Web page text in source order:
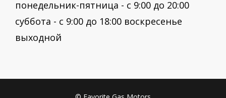
понедельник-пятница - с 9:00 до 20:00
суббота - с 9:00 до 18:00 воскресенье
выходной